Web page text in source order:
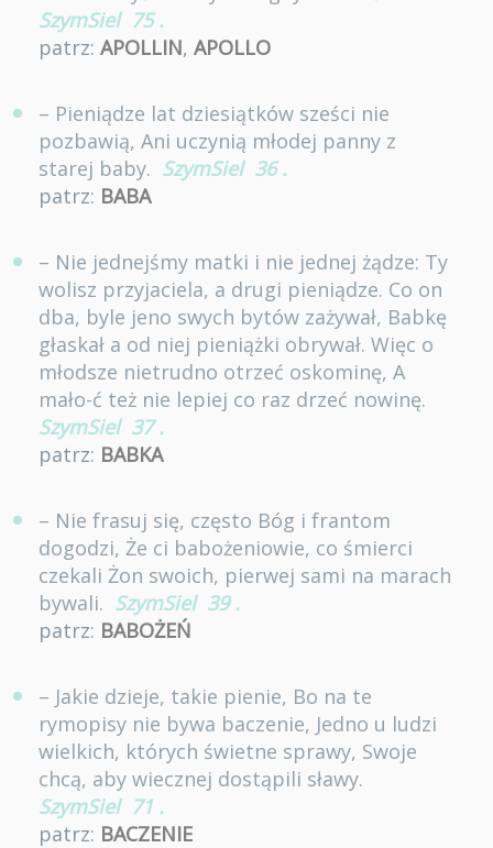
SzymSiel 75 .
patrz: APOLLIN, APOLLO
– Pieniądze lat dziesiątków sześci nie
pozbawią, Ani uczynią młodej panny z
starej baby. SzymSiel 36 .
patrz: BABA
– Nie jednejśmy matki i nie jednej żądze: Ty
wolisz przyjaciela, a drugi pieniądze. Co on
dba, byle jeno swych bytów zażywał, Babkę
głaskał a od niej pieniążki obrywał. Więc o
młodsze nietrudno otrzeć oskominę, A
mało-ć też nie lepiej co raz drzeć nowinę.
SzymSiel 37 .
patrz: BABKA
– Nie frasuj się, często Bóg i frantom
dogodzi, Że ci babożeniowie, co śmierci
czekali Żon swoich, pierwej sami na marach
bywali. SzymSiel 39 .
patrz: BABOŻEŃ
– Jakie dzieje, takie pienie, Bo na te
rymopisy nie bywa baczenie, Jedno u ludzi
wielkich, których świetne sprawy, Swoje
chcą, aby wiecznej dostąpili sławy.
SzymSiel 71 .
patrz: BACZENIE